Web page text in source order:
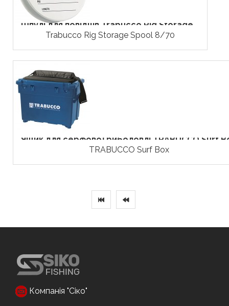
Шпулі для повідців Trabucco Rig Storage...
Trabucco Rig Storage Spool 8/70
Ящик для серфової риболовлі TRABUCCO Surf
TRABUCCO Surf Box
Компанія "Сіко"